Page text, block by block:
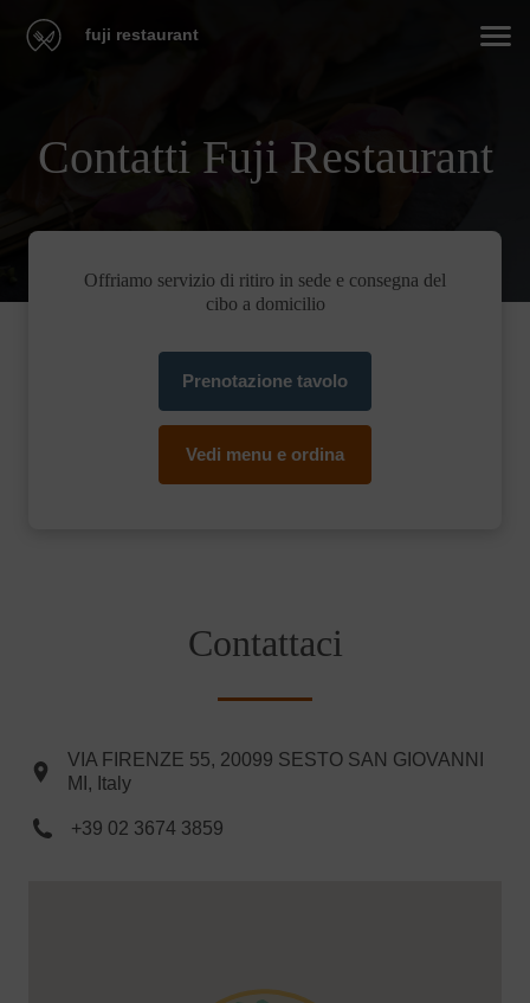
fuji restaurant
Contatti Fuji Restaurant
Offriamo servizio di ritiro in sede e consegna del
cibo a domicilio
Prenotazione tavolo
Vedi menu e ordina
Contattaci
VIA FIRENZE 55, 20099 SESTO SAN GIOVANNI
MI, Italy
+39 02 3674 3859